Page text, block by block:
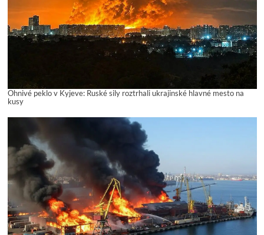
Ohnivé peklo v Kyjeve: Ruské sily roztrhali ukrajinské hlavné mesto na
kusy